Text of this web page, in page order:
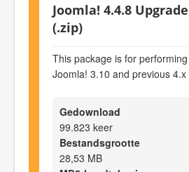
Joomla! 4.4.8
(.zip)
This package is for
Joomla! 3.10 and previous
Gedownload
99.823 keer
Bestandsgrootte
28,53 MB